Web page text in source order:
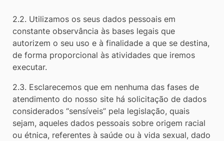
2.2. Utilizamos os seus dados pessoais em
constante observância às bases legais que
autorizem o seu uso e à finalidade a que se destina,
de forma proporcional às atividades que iremos
executar.
2.3. Esclarecemos que em nenhuma das fases de
atendimento do nosso site há solicitação de dados
considerados “sensíveis” pela legislação, quais
sejam, aqueles dados pessoais sobre origem racial
ou étnica, referentes à saúde ou à vida sexual, dado